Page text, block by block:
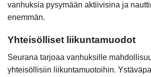
vanhuksia pysymään aktiivisina ja
enemmän.
Yhteisölliset liikuntamuodot
Seurana tarjoaa vanhuksille
yhteisöllisiin liikuntamuotoihin.